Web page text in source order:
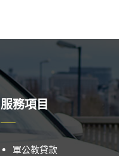
服務項目
軍公教貸款